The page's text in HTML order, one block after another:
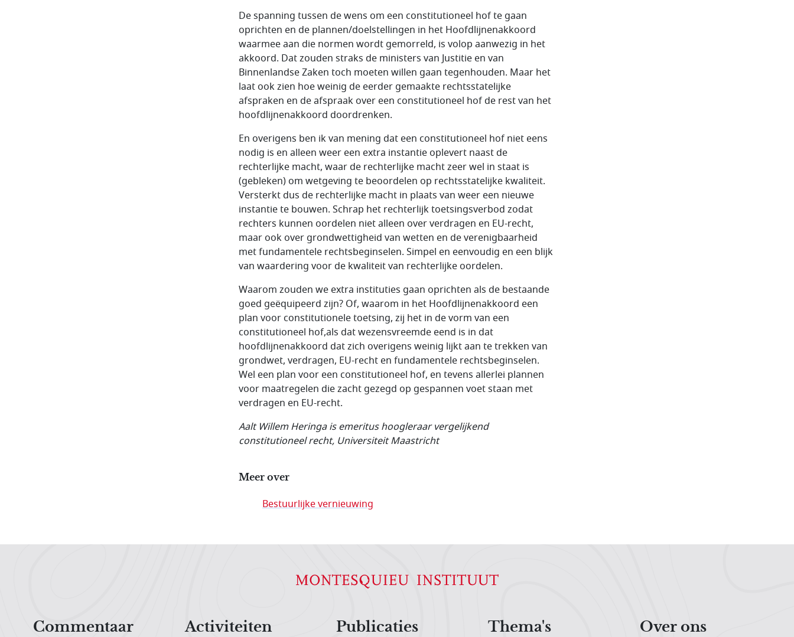
De spanning tussen de wens om een constitutioneel hof te gaan
oprichten en de plannen/doelstellingen in het Hoofdlijnenakkoord
waarmee aan die normen wordt gemorreld, is volop aanwezig in het
akkoord. Dat zouden straks de ministers van Justitie en van
Binnenlandse Zaken toch moeten willen gaan tegenhouden. Maar het
laat ook zien hoe weinig de eerder gemaakte rechtsstatelijke
afspraken en de afspraak over een constitutioneel hof de rest van het
hoofdlijnenakkoord doordrenken.
En overigens ben ik van mening dat een constitutioneel hof niet eens
nodig is en alleen weer een extra instantie oplevert naast de
rechterlijke macht, waar de rechterlijke macht zeer wel in staat is
(gebleken) om wetgeving te beoordelen op rechtsstatelijke kwaliteit.
Versterkt dus de rechterlijke macht in plaats van weer een nieuwe
instantie te bouwen. Schrap het rechterlijk toetsingsverbod zodat
rechters kunnen oordelen niet alleen over verdragen en EU-recht,
maar ook over grondwettigheid van wetten en de verenigbaarheid
met fundamentele rechtsbeginselen. Simpel en eenvoudig en een blijk
van waardering voor de kwaliteit van rechterlijke oordelen.
Waarom zouden we extra instituties gaan oprichten als de bestaande
goed geëquipeerd zijn? Of, waarom in het Hoofdlijnenakkoord een
plan voor constitutionele toetsing, zij het in de vorm van een
constitutioneel hof,als dat wezensvreemde eend is in dat
hoofdlijnenakkoord dat zich overigens weinig lijkt aan te trekken van
grondwet, verdragen, EU-recht en fundamentele rechtsbeginselen.
Wel een plan voor een constitutioneel hof, en tevens allerlei plannen
voor maatregelen die zacht gezegd op gespannen voet staan met
verdragen en EU-recht.
Aalt Willem Heringa is emeritus hoogleraar vergelijkend
constitutioneel recht, Universiteit Maastricht
Meer over
Bestuurlijke vernieuwing
Commentaar
Activiteiten Publicaties Thema's Over ons